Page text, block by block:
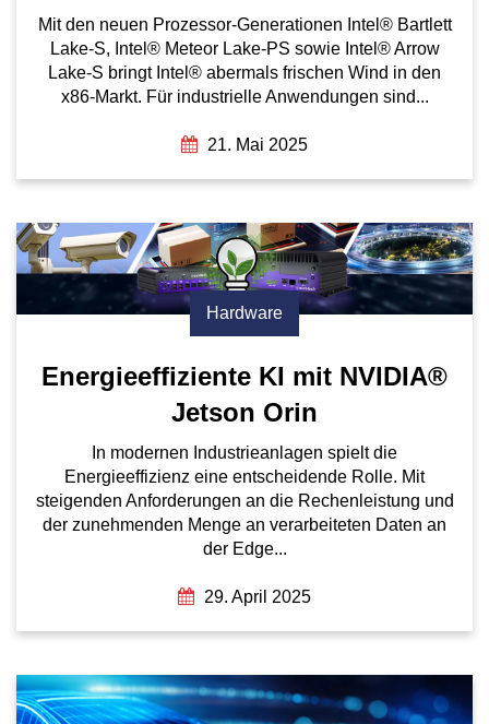
Mit den neuen Prozessor-Generationen Intel® Bartlett
Lake-S, Intel® Meteor Lake-PS sowie Intel® Arrow
Lake-S bringt Intel® abermals frischen Wind in den
x86-Markt. Für industrielle Anwendungen sind...
21. Mai 2025
Hardware
Energieeffiziente KI mit NVIDIA®
Jetson Orin
In modernen Industrieanlagen spielt die
Energieeffizienz eine entscheidende Rolle. Mit
steigenden Anforderungen an die Rechenleistung und
der zunehmenden Menge an verarbeiteten Daten an
der Edge...
29. April 2025